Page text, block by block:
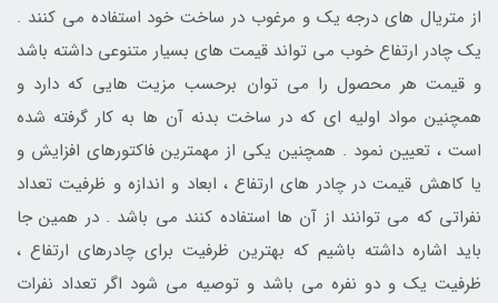
از متریال های درجه یک و مرغوب در ساخت خود استفاده می کنند .
یک چادر ارتفاع خوب می تواند قیمت های بسیار متنوعی داشته باشد
و قیمت هر محصول را می توان برحسب مزیت هایی که دارد و
همچنین مواد اولیه ای که در ساخت بدنه آن ها به کار گرفته شده
است ، تعیین نمود . همچنین یکی از مهمترین فاکتورهای افزایش و
یا کاهش قیمت در چادر های ارتفاع ، ابعاد و اندازه و ظرفیت تعداد
نفراتی که می توانند از آن ها استفاده کنند می باشد . در همین جا
باید اشاره داشته باشیم که بهترین ظرفیت برای چادرهای ارتفاع ،
ظرفیت یک و دو نفره می باشد و توصیه می شود اگر تعداد نفرات